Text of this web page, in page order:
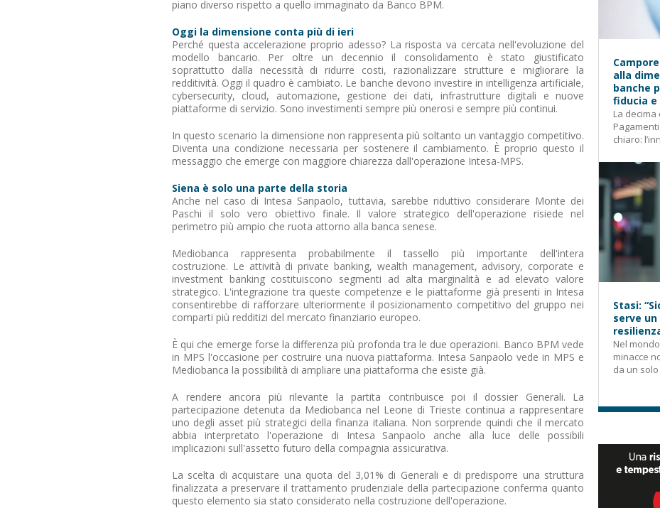
piano diverso rispetto a quello immaginato da Banco BPM.
Oggi la dimensione conta più di ieri
Perché questa accelerazione proprio adesso? La risposta va cercata nell'evoluzione del
modello bancario. Per oltre un decennio il consolidamento è stato giustificato
soprattutto dalla necessità di ridurre costi, razionalizzare strutture e migliorare la
redditività. Oggi il quadro è cambiato. Le banche devono investire in intelligenza artificiale,
cybersecurity, cloud, automazione, gestione dei dati, infrastrutture digitali e nuove
piattaforme di servizio. Sono investimenti sempre più onerosi e sempre più continui.
In questo scenario la dimensione non rappresenta più soltanto un vantaggio competitivo.
Diventa una condizione necessaria per sostenere il cambiamento. È proprio questo il
messaggio che emerge con maggiore chiarezza dall'operazione Intesa-MPS.
Siena è solo una parte della storia
Anche nel caso di Intesa Sanpaolo, tuttavia, sarebbe riduttivo considerare Monte dei
Paschi il solo vero obiettivo finale. Il valore strategico dell'operazione risiede nel
perimetro più ampio che ruota attorno alla banca senese.
Mediobanca rappresenta probabilmente il tassello più importante dell'intera
costruzione. Le attività di private banking, wealth management, advisory, corporate e
investment banking costituiscono segmenti ad alta marginalità e ad elevato valore
strategico. L'integrazione tra queste competenze e le piattaforme già presenti in Intesa
consentirebbe di rafforzare ulteriormente il posizionamento competitivo del gruppo nei
comparti più redditizi del mercato finanziario europeo.
È qui che emerge forse la differenza più profonda tra le due operazioni. Banco BPM vede
in MPS l'occasione per costruire una nuova piattaforma. Intesa Sanpaolo vede in MPS e
Mediobanca la possibilità di ampliare una piattaforma che esiste già.
A rendere ancora più rilevante la partita contribuisce poi il dossier Generali. La
partecipazione detenuta da Mediobanca nel Leone di Trieste continua a rappresentare
uno degli asset più strategici della finanza italiana. Non sorprende quindi che il mercato
abbia interpretato l'operazione di Intesa Sanpaolo anche alla luce delle possibili
implicazioni sull'assetto futuro della compagnia assicurativa.
La scelta di acquistare una quota del 3,01% di Generali e di predisporre una struttura
finalizzata a preservare il trattamento prudenziale della partecipazione conferma quanto
questo elemento sia stato considerato nella costruzione dell'operazione.
alla
banche
fiducia
La
chiaro:
Stasi:
serve
Nel
minacce
da un